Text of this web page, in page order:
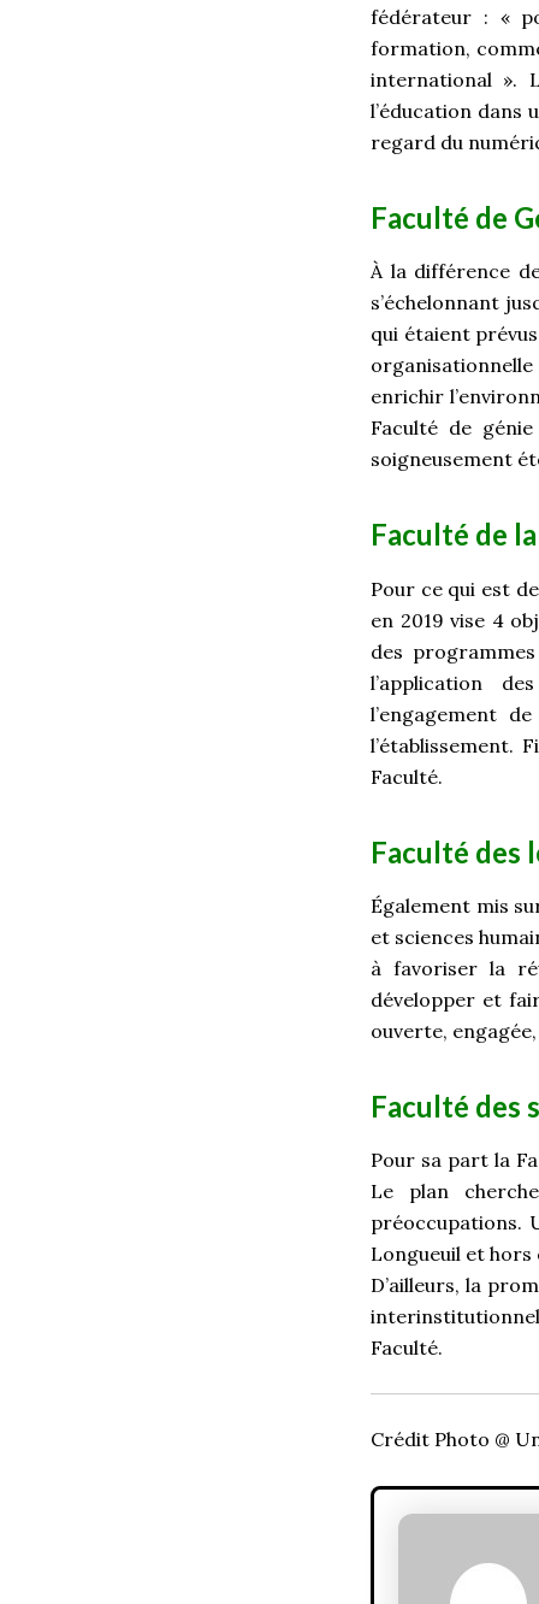
fédérateur : «
formation,
international ».
l’éducation dans
regard du
Faculté de
À la différence
s’échelonnant
qui étaient
enrichir
Faculté de
soigneusement
Faculté de
Pour ce qui est
en 2019 vise 4
des
l’application
l’engagement
l’établissement.
Faculté.
Faculté des
Également mis
et sciences
à favoriser la
développer et
ouverte,
Faculté des
Pour sa part la
Le plan
préoccupations.
Longueuil et
D’ailleurs, la
Faculté.
Crédit Photo @